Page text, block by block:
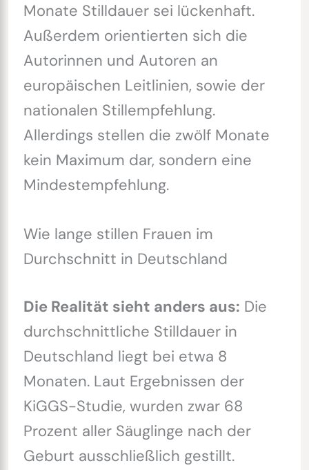
Monate Stilldauer sei lückenhaft.
Außerdem orientierten sich die
Autorinnen und Autoren an
europäischen Leitlinien, sowie der
nationalen Stillempfehlung.
Allerdings stellen die zwölf Monate
kein Maximum dar, sondern eine
Mindestempfehlung.
Wie lange stillen Frauen im
Durchschnitt in Deutschland
Die Realität sieht anders aus: Die
durchschnittliche Stilldauer in
Deutschland liegt bei etwa 8
Monaten. Laut Ergebnissen der
KiGGS-Studie, wurden zwar 68
Prozent aller Säuglinge nach der
Geburt ausschließlich gestillt.